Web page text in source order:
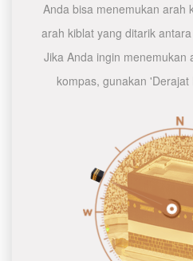
Anda bisa menemukan arah
arah kiblat yang ditarik
Jika Anda ingin menemukan
kompas, gunakan